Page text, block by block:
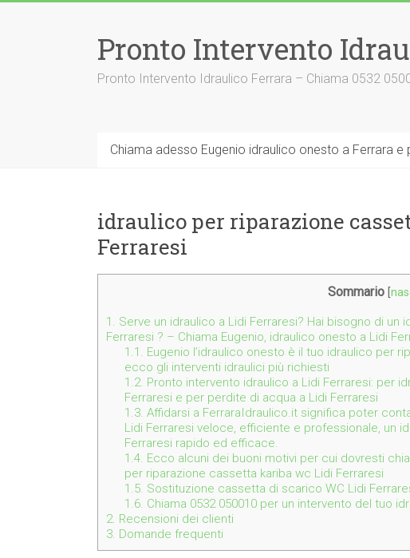
Pronto Intervento
Pronto Intervento Idraulico Ferrara – Chiama 0532
Chiama adesso Eugenio idraulico onesto a Ferrara
idraulico per riparazione
Ferraresi
Sommario
1. Serve un idraulico a Lidi Ferraresi? Hai bisogno di
Ferraresi ? – Chiama Eugenio, idraulico onesto a Lidi
1.1. Eugenio l’idraulico onesto è il tuo idraulico per
ecco gli interventi idraulici più richiesti
1.2. Pronto intervento idraulico a Lidi Ferraresi: per
Ferraresi e per perdite di acqua a Lidi Ferraresi
1.3. Affidarsi a FerraraIdraulico.it significa poter
Lidi Ferraresi veloce, efficiente e professionale, un
Ferraresi rapido ed efficace.
1.4. Ecco alcuni dei buoni motivi per cui dovresti
per riparazione cassetta kariba wc Lidi Ferraresi
1.5. Sostituzione cassetta di scarico WC Lidi
1.6. Chiama 0532 050010 per un intervento del tuo
2. Recensioni dei clienti
3. Domande frequenti